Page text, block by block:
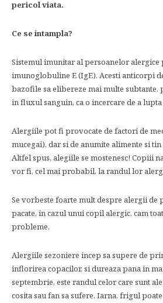
pericol viata.
Ce se intampla?
Sistemul imunitar al persoanelor
imunoglobuline E (IgE). Acesti anticorpi
bazofile sa elibereze mai multe subtante,
in fluxul sanguin, ca o incercare de a lupta
Alergiile pot fi provocate de factori de
mucegai), dar si de anumite alimente si
Altfel spus, alegiile se mostenesc! Copiii
vor fi, cel mai probabil, la randul lor
Se vorbeste foarte mult despre alergii de
pacate, in cazul unui copil alergic, cam
probleme.
Alergiile sezoniere incep sa supere de
inflorirea copacilor, si dureaza pana in
septembrie, este randul celor care sunt
cosita sau fan sa sufere. Iarna, frigul